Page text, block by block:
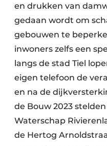
en drukken van
gedaan wordt om
gebouwen te
inwoners zelfs een
langs de stad Tiel
eigen telefoon de
en na de
de Bouw 2023
Waterschap
de Hertog